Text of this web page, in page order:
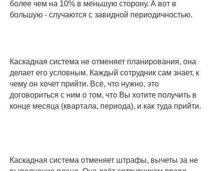
более чем на 10% в меньшую сторону. А вот в
большую - случаются с завидной периодичностью.
Каскадная система не отменяет планирования, она
делает его условным. Каждый сотрудник сам знает, к
чему он хочет прийти. Всё, что нужно, это
договориться с ним о том, что Вы хотите получить в
конце месяца (квартала, периода), и как туда прийти.
Каскадная система отменяет штрафы, вычеты за не